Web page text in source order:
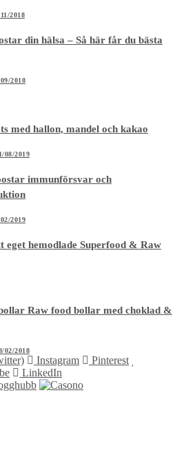
2018
din hälsa – Så här får du bästa
2018
med hallon, mandel och kakao
08/2019
immunförsvar och
2019
eget hemodlade Superfood & Raw
Raw food bollar med choklad &
02/2018
Instagram
Pinterest
LinkedIn